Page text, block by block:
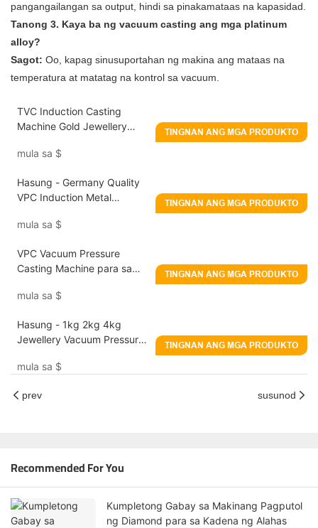
pangangailangan sa output, hindi sa pinakamataas na kapasidad.
Tanong 3. Kaya ba ng vacuum casting ang mga platinum
alloy?
Sagot: Oo, kapag sinusuportahan ng makina ang mataas na
temperatura at matatag na kontrol sa vacuum.
TVC Induction Casting
Machine Gold Jewellery
Machine na may Vibration
mula sa $
TINGNAN ANG MGA PRODUKTO
Hasung - Germany Quality
VPC Induction Metal
Pressure Casting Machine
mula sa $
TINGNAN ANG MGA PRODUKTO
VPC Vacuum Pressure
Casting Machine para sa
mula sa $
TINGNAN ANG MGA PRODUKTO
Hasung - 1kg 2kg 4kg
Jewellery Vacuum Pressure
Platinum Gold Silver
mula sa $
TINGNAN ANG MGA PRODUKTO
prev susunod
Recommended For You
Kumpletong Gabay sa Makinang Pagputol
ng Diamond para sa Kadena ng Alahas